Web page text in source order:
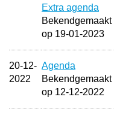
Extra agenda
Bekendgemaakt
op 19-01-2023
20-12-
2022
Agenda
Bekendgemaakt
op 12-12-2022